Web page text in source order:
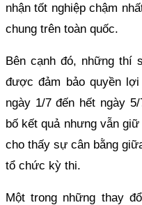
nhận tốt nghiệp chậm
chung trên toàn quốc.
Bên cạnh đó, những thí
được đảm bảo quyền
ngày 1/7 đến hết ngày
bố kết quả nhưng vẫn
cho thấy sự cân bằng
tổ chức kỳ thi.
Một trong những thay